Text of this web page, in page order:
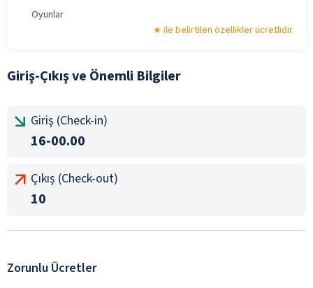
Oyunlar
ile belirtilen özellikler ücretlidir.
Giriş-Çıkış ve Önemli Bilgiler
Giriş (Check-in)
16-00.00
Çıkış (Check-out)
10
Zorunlu Ücretler